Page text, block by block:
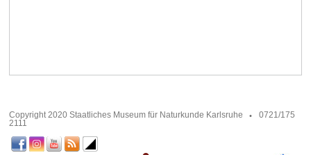
Copyright 2020 Staatliches Museum für Naturkunde Karlsruhe
0721/175
2111